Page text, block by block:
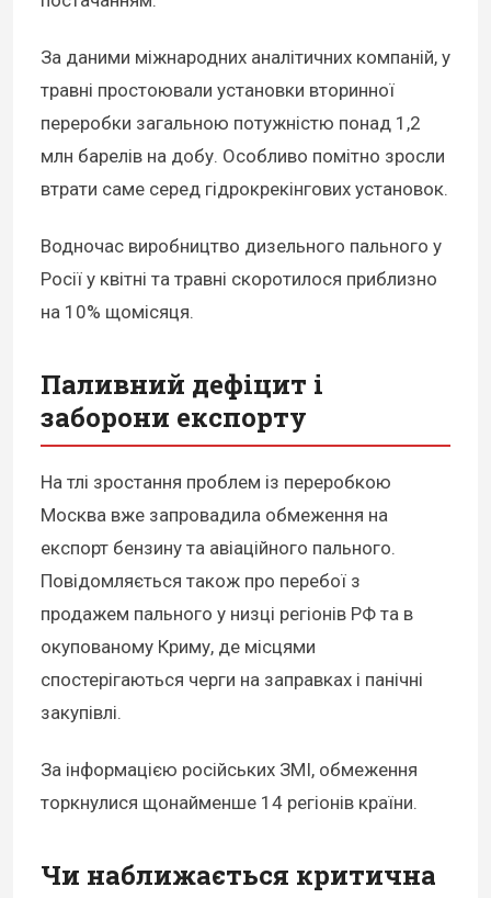
За даними міжнародних аналітичних компаній, у
травні простоювали установки вторинної
переробки загальною потужністю понад 1,2
млн барелів на добу. Особливо помітно зросли
втрати саме серед гідрокрекінгових установок.
Водночас виробництво дизельного пального у
Росії у квітні та травні скоротилося приблизно
на 10% щомісяця.
Паливний дефіцит і
заборони експорту
На тлі зростання проблем із переробкою
Москва вже запровадила обмеження на
експорт бензину та авіаційного пального.
Повідомляється також про перебої з
продажем пального у низці регіонів РФ та в
окупованому Криму, де місцями
спостерігаються черги на заправках і панічні
закупівлі.
За інформацією російських ЗМІ, обмеження
торкнулися щонайменше 14 регіонів країни.
Чи наближається критична